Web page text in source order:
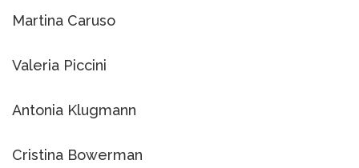
Martina Caruso
Valeria Piccini
Antonia Klugmann
Cristina Bowerman